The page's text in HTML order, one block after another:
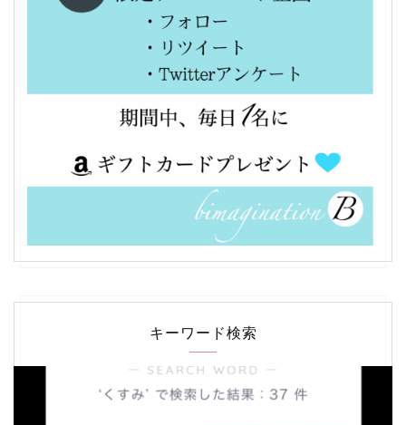
キーワード検索